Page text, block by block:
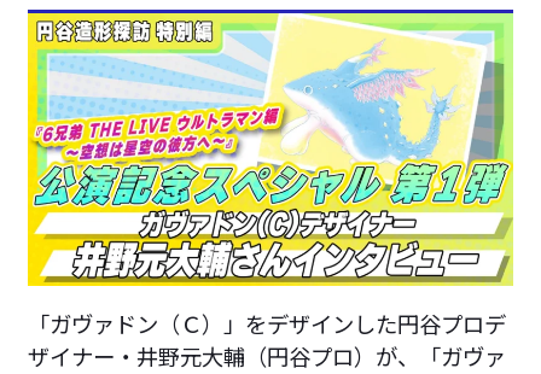
「ガヴァドン（Ｃ）」をデザインした円谷プロデ
ザイナー・井野元大輔（円谷プロ）が、「ガヴァ